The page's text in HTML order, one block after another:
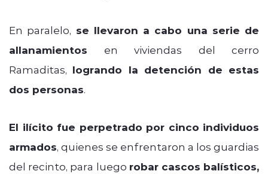
En paralelo, se llevaron a cabo una serie de
allanamientos en viviendas del cerro
Ramaditas, logrando la detención de estas
dos personas.
El ilícito fue perpetrado por cinco individuos
armados, quienes se enfrentaron a los guardias
del recinto, para luego robar cascos balísticos,